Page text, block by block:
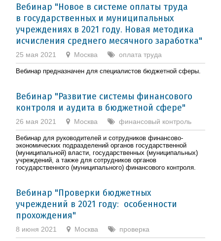
Вебинар "Новое в системе оплаты труда
в государственных и муниципальных
учреждениях в 2021 году. Новая методика
исчисления среднего месячного заработка"
25 мая 2021 Москва оплата труда
Вебинар предназначен для специалистов бюджетной сферы.
Вебинар "Развитие системы финансового
контроля и аудита в бюджетной сфере"
26 мая 2021 Москва финансовый контроль
Вебинар для руководителей и сотрудников финансово-
экономических подразделений органов государственной
(муниципальной) власти, государственных (муниципальных)
учреждений, а также для сотрудников органов
государственного (муниципального) финансового контроля.
Вебинар "Проверки бюджетных
учреждений в 2021 году: особенности
прохождения"
8 июня 2021 Москва проверка